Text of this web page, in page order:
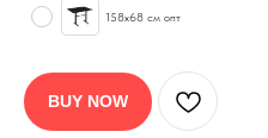
158х68 см опт
BUY NOW